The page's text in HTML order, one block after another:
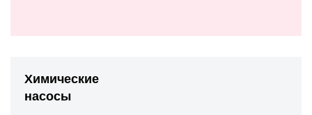
Химические
насосы